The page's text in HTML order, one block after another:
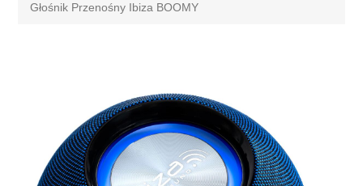
Głośnik Przenośny Ibiza BOOMY